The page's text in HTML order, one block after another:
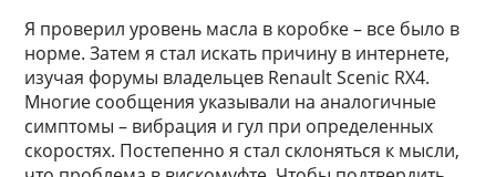
Я проверил уровень масла в коробке – все было в
норме. Затем я стал искать причину в интернете,
изучая форумы владельцев Renault Scenic RX4.
Многие сообщения указывали на аналогичные
симптомы – вибрация и гул при определенных
скоростях. Постепенно я стал склоняться к мысли,